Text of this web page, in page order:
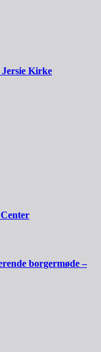
Kirke
borgermøde –